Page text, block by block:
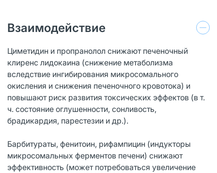
Взаимодействие
Циметидин и пропранолол снижают печеночный
клиренс лидокаина (снижение метаболизма
вследствие ингибирования микросомального
окисления и снижения печеночного кровотока) и
повышают риск развития токсических эффектов (в т.
ч. состояние оглушенности, сонливость,
брадикардия, парестезии и др.).
Барбитураты, фенитоин, рифампицин (индукторы
микросомальных ферментов печени) снижают
эффективность (может потребоваться увеличение